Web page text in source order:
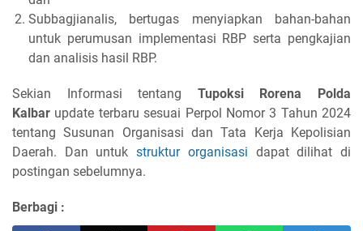
Subbagjianalis, bertugas menyiapkan bahan-bahan
untuk perumusan implementasi RBP serta pengkajian
dan analisis hasil RBP.
Sekian Informasi tentang Tupoksi Rorena Polda
Kalbar update terbaru sesuai Perpol Nomor 3 Tahun 2024
tentang Susunan Organisasi dan Tata Kerja Kepolisian
Daerah. Dan untukstruktur organisasi dapat dilihat di
postingan sebelumnya.
Berbagi :